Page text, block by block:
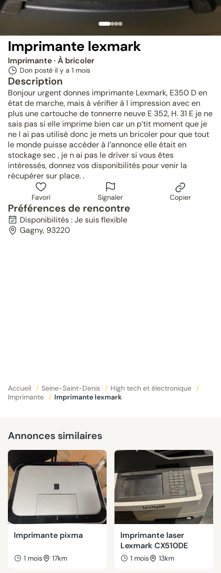
Imprimante lexmark
Imprimante· À bricoler
Don posté il y a 1 mois
Description
Bonjour urgent donnes imprimante Lexmark, E350 D en
état de marche, mais à vérifier à l impression avec en
plus une cartouche de tonnerre neuve E 352, H. 31 E je ne
sais pas si elle imprime bien car un p’tit moment que je
ne l ai pas utilisé donc je mets un bricoler pour que tout
le monde puisse accéder à l’annonce elle était en
stockage sec , je n ai pas le driver si vous êtes
intéressés, donnez vos disponibilités pour venir la
récupérer sur place. .
Favori Signaler Copier
Préférences de rencontre
Disponibilités : Je suis flexible
Gagny, 93220
Accueil / Seine-Saint-Denis / High tech et électronique
/
Imprimante
/ Imprimante lexmark
Annonces similaires
Imprimante pixma
1 mois 17km
Imprimante laser
Lexmark CX510DE
1 mois 13km